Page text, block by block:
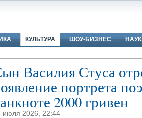
КУЛЬТУРА ШОУ-БИЗНЕС
Василия Стуса
портрета
2000 гривен
июля 2026, 22:44